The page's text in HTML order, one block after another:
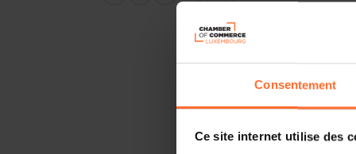
Consentement
Ce site internet utilise des